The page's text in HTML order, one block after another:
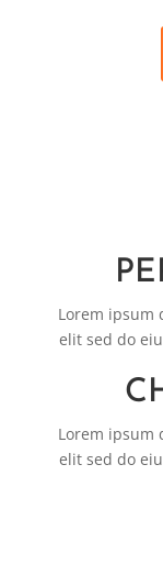
Lorem ipsum
elit sed do
Lorem ipsum
elit sed do